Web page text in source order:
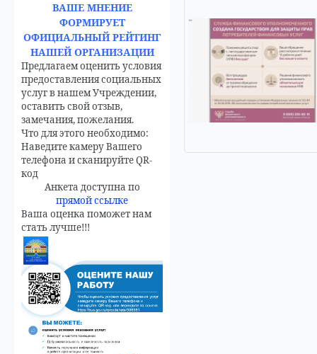
ВАШЕ МНЕНИЕ
ФОРМИРУЕТ
ОФИЦИАЛЬНЫЙ РЕЙТИНГ
НАШЕЙ ОРГАНИЗАЦИИ
Предлагаем оценить условия
предоставления социальных
услуг в нашем Учреждении,
оставить свой отзыв,
замечания, пожелания.
Что для этого необходимо:
Наведите камеру Вашего
телефона и сканируйте QR-
код
Анкета доступна по
прямой ссылке
Ваша оценка поможет нам
стать лучше!!!